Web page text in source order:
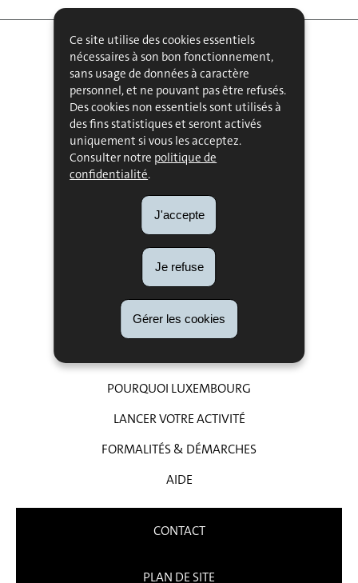
Ce site utilise des cookies essentiels
nécessaires à son bon fonctionnement,
sans usage de données à caractère
personnel, et ne pouvant pas être refusés.
Des cookies non essentiels sont utilisés à
des fins statistiques et seront activés
uniquement si vous les acceptez.
Consulter notre politique de
confidentialité.
J'accepte
Je refuse
Gérer les cookies
MENU
NAVIGATION
POURQUOI LUXEMBOURG
LANCER VOTRE ACTIVITÉ
FORMALITÉS & DÉMARCHES
AIDE
FAQ
GLOSSAIRE
ACTUALITÉS
PUBLICATIONS
LÉGISLATION
PHOTOS & VIDÉOS
CONTACT
PLAN DE SITE